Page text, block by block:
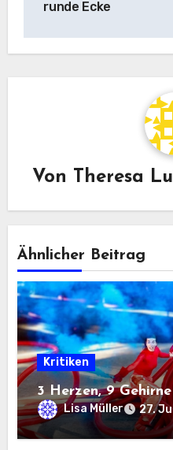
runde Ecke
Von Theresa
Ähnlicher Beitrag
Kritiken
3 Herzen, 9
Lisa Müller 27.